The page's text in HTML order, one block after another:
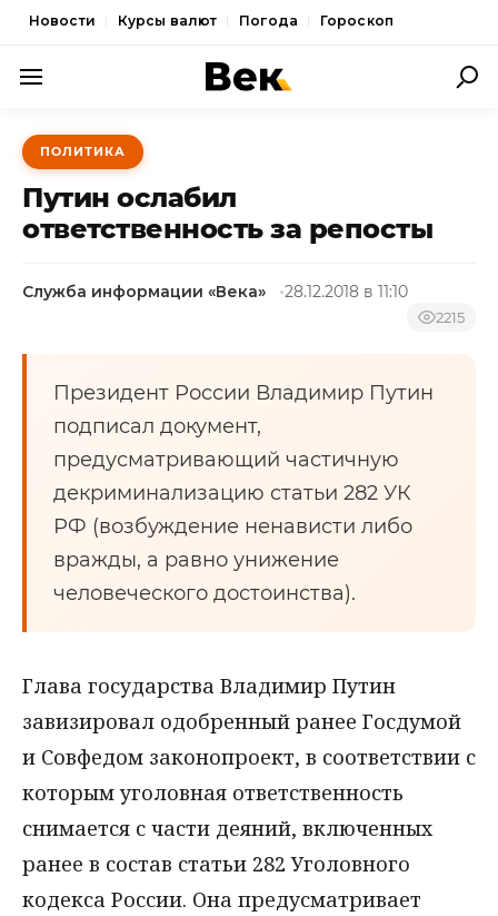
Новости Курсы валют Погода Гороскоп
ПОЛИТИКА
ЭКОНОМИКА
ОБЩЕСТВО
КУЛЬТУРА
НОВОСТИ
ПОЛИТИКА
Путин ослабил
ответственность за репосты
Служба информации «Века» 28.12.2018 в 11:10
2215
Президент России Владимир Путин
подписал документ,
предусматривающий частичную
декриминализацию статьи 282 УК
РФ (возбуждение ненависти либо
вражды, а равно унижение
человеческого достоинства).
Глава государства Владимир Путин
завизировал одобренный ранее Госдумой
и Совфедом законопроект, в соответствии с
которым уголовная ответственность
снимается с части деяний, включенных
ранее в состав статьи 282 Уголовного
кодекса России. Она предусматривает